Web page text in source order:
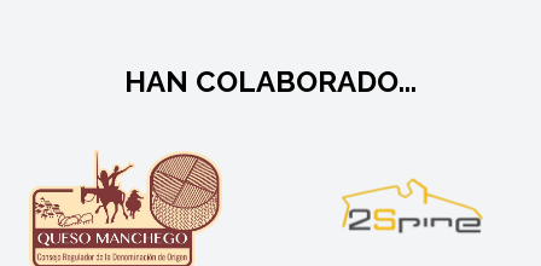
HAN COLABORADO...